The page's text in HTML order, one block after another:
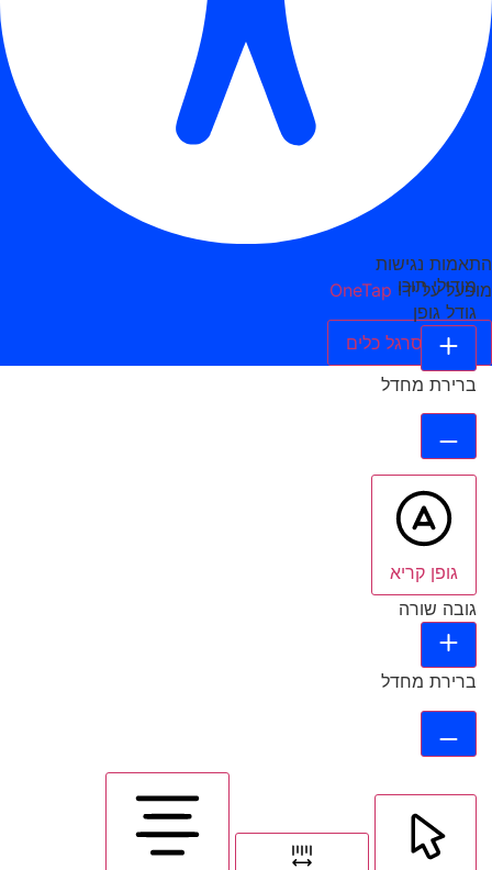
התאמות נגישות
מופעל על ידי OneTap
הסתר סרגל כלים
מודולי תוכן
גודל גופן
ברירת מחדל
גופן קריא
גובה שורה
ברירת מחדל